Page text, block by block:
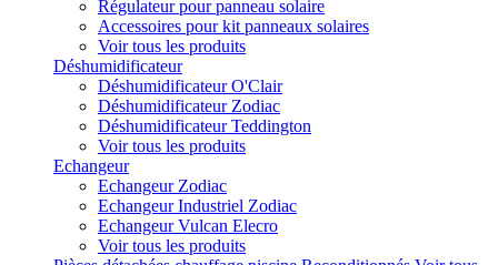
Régulateur pour panneau solaire
Accessoires pour kit panneaux solaires
Voir tous les produits
Déshumidificateur
Déshumidificateur O'Clair
Déshumidificateur Zodiac
Déshumidificateur Teddington
Voir tous les produits
Echangeur
Echangeur Zodiac
Echangeur Industriel Zodiac
Echangeur Vulcan Elecro
Voir tous les produits